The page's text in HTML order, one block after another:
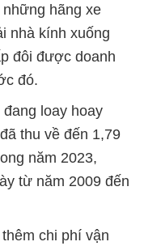
hãng xe
nhà kính xuống
đôi được doanh
đó.
loay hoay
thu về đến 1,79
năm 2023,
từ năm 2009 đến
chi phí vận